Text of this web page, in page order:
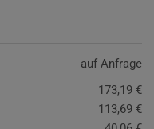
auf Anfrage
173,19 €
113,69 €